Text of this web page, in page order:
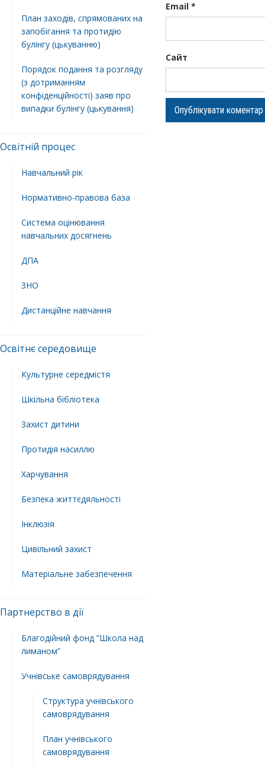
План заходів, спрямованих на
запобігання та протидію
булінгу (цькуванню)
Порядок подання та розгляду
(з дотриманням
конфіденційності) заяв про
випадки булінгу (цькування)
Освітній процес
Навчальний рік
Нормативно-правова база
Система оцінювання
навчальних досягнень
ДПА
ЗНО
Дистанційне навчання
Освітнє середовище
Культурне середмістя
Шкільна бібліотека
Захист дитини
Протидія насиллю
Харчування
Безпека життєдяльності
Інклюзія
Цивільний захист
Матеріальне забезпечення
Партнерство в дії
Благодійний фонд ”Школа над
лиманом”
Учнівське самоврядування
Структура учнiвського
самоврядування
План учнiвського
самоврядування
Email *
Сайт